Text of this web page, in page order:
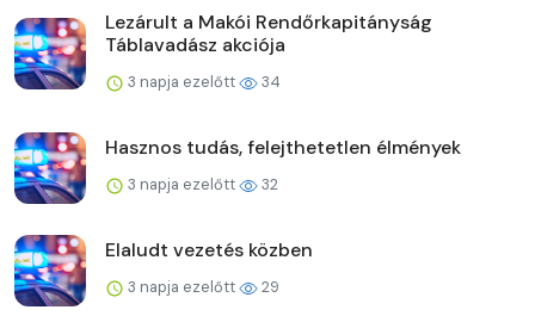
Lezárult a Makói Rendőrkapitányság
Táblavadász akciója
3 napja ezelőtt 34
Hasznos tudás, felejthetetlen élmények
3 napja ezelőtt 32
Elaludt vezetés közben
3 napja ezelőtt 29